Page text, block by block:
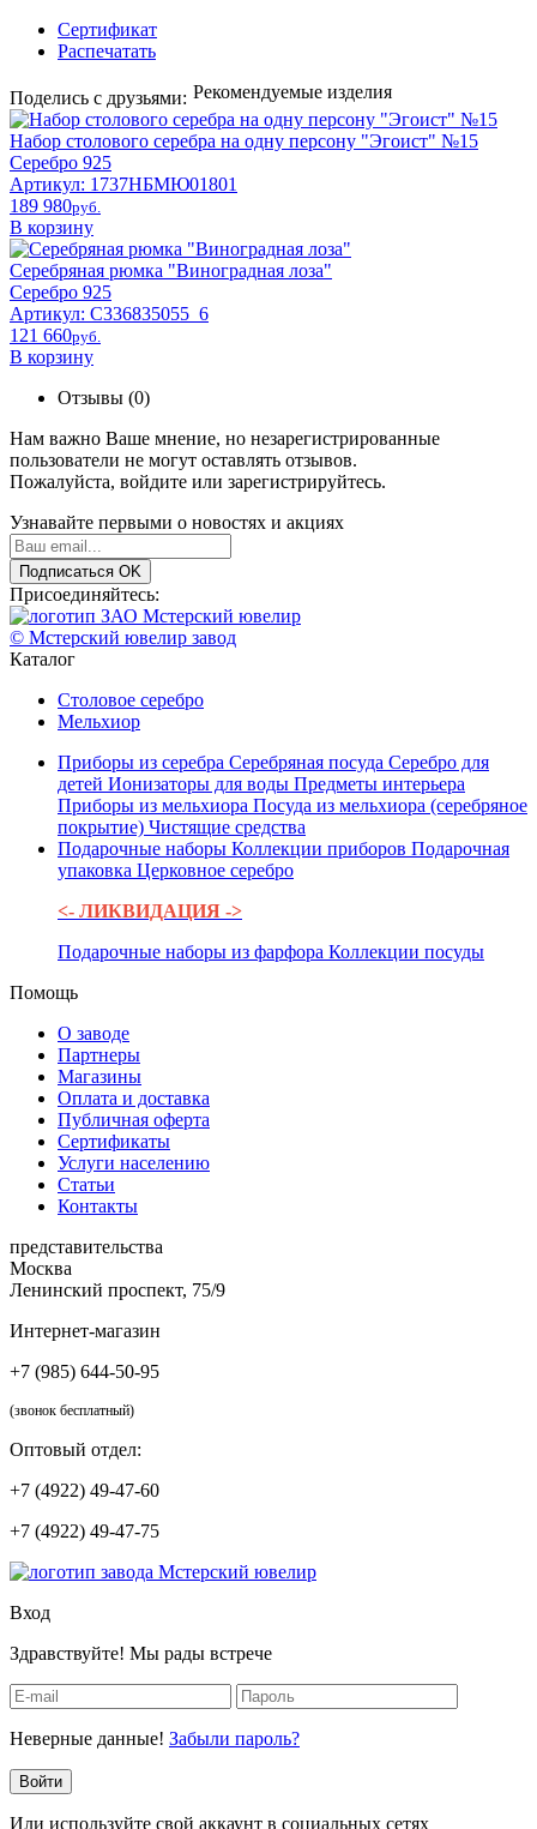
Сертификат
Распечатать
Поделись с друзьями: Рекомендуемые изделия
Набор столового серебра на одну персону "Эгоист" №15
Серебро 925
Артикул: 1737НБМЮ01801
189 980pyб.
В корзину
Серебряная рюмка "Виноградная лоза"
Серебро 925
Артикул: С336835055_6
121 660pyб.
В корзину
Отзывы (0)
Нам важно Ваше мнение, но незарегистрированные
пользователи не могут оставлять отзывов.
Пожалуйста, войдите или зарегистрируйтесь.
Узнавайте первыми о новостях и акциях
Подписаться OK
Присоединяйтесь:
© Мстерский ювелир завод
Каталог
Столовое серебро
Мельхиор
Приборы из серебра Серебряная посуда Серебро для
детей Ионизаторы для воды Предметы интерьера
Приборы из мельхиора Посуда из мельхиора (серебряное
покрытие) Чистящие средства
Подарочные наборы Коллекции приборов Подарочная
упаковка Церковное серебро
<- ЛИКВИДАЦИЯ ->
Подарочные наборы из фарфора Коллекции посуды
Помощь
О заводе
Партнеры
Магазины
Оплата и доставка
Публичная оферта
Сертификаты
Услуги населению
Статьи
Контакты
представительства
Москва
Ленинский проспект, 75/9
Интернет-магазин
+7 (985) 644-50-95
(звонок бесплатный)
Оптовый отдел:
+7 (4922) 49-47-60
+7 (4922) 49-47-75
Вход
Здравствуйте! Мы рады встрече
Неверные данные! Забыли пароль?
Войти
Или используйте свой аккаунт в социальных сетях